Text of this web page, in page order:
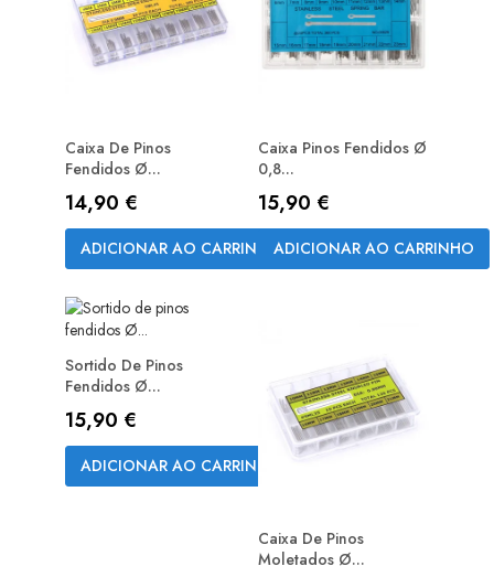
Caixa De Pinos
Fendidos Ø...
Preço
14,90 €
ADICIONAR AO CARRINHO
Caixa Pinos Fendidos Ø
0,8...
Preço
15,90 €
ADICIONAR AO CARRINHO
Sortido De Pinos
Fendidos Ø...
Preço
15,90 €
ADICIONAR AO CARRINHO
Caixa De Pinos
Moletados Ø...